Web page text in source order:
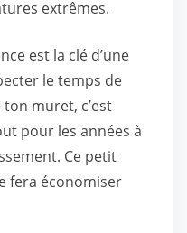
extrêmes.
est la clé d’une
le temps de
muret, c’est
pour les années à
Ce petit
fera économiser